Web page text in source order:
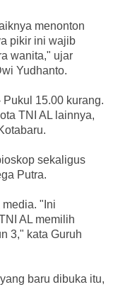
menonton
pikir ini wajib
wanita," ujar
Yudhanto.
Pukul 15.00 kurang.
TNI AL lainnya,
sekaligus
Putra.
"Ini
AL memilih
3," kata Guruh
baru dibuka itu,